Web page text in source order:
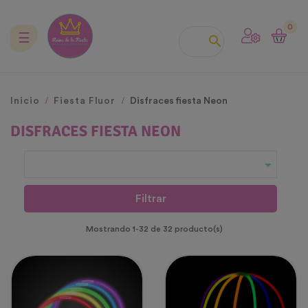

0
Navegación
☰
Inicio Fiesta Fluor Disfraces fiesta Neon
DISFRACES FIESTA NEON

Filtrar
Mostrando 1-32 de 32 producto(s)